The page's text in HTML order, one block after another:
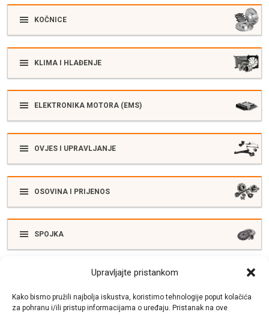
Upravljajte pristankom
Kako bismo pružili najbolja iskustva, koristimo tehnologije poput kolačića
za pohranu i/ili pristup informacijama o uređaju. Pristanak na ove
KOČNICE
KLIMA I HLAĐENJE
ELEKTRONIKA MOTORA (EMS)
OVJES I UPRAVLJANJE
OSOVINA I PRIJENOS
SPOJKA